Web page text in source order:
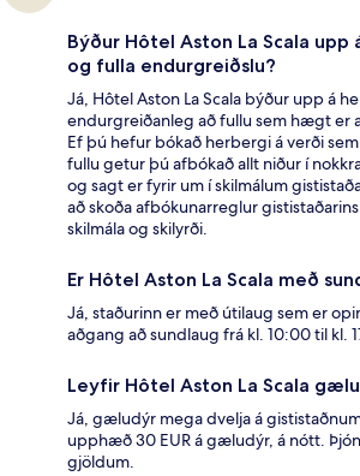
Býður Hôtel Aston La Scala upp
og fulla endurgreiðslu?
Já, Hôtel Aston La Scala býður upp á
endurgreiðanleg að fullu sem hægt er
Ef þú hefur bókað herbergi á verði
fullu getur þú afbókað allt niður í
og sagt er fyrir um í skilmálum
að skoða afbókunarreglur
skilmála og skilyrði.
Er Hôtel Aston La Scala með
Já, staðurinn er með útilaug sem er
aðgang að sundlaug frá kl. 10:00 til kl.
Leyfir Hôtel Aston La Scala
Já, gæludýr mega dvelja á
upphæð 30 EUR á gæludýr, á nótt.
gjöldum.